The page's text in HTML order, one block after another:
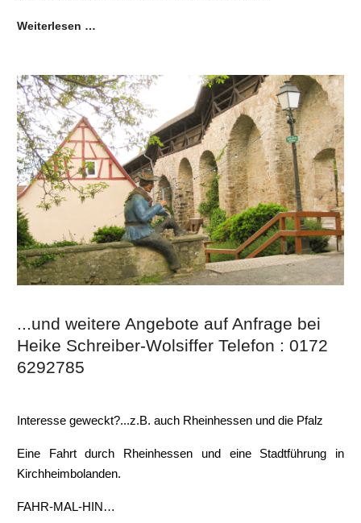
Weiterlesen …
...und weitere Angebote auf Anfrage bei
Heike Schreiber-Wolsiffer Telefon : 0172
6292785
Interesse geweckt?...z.B. auch Rheinhessen und die Pfalz
Eine Fahrt durch Rheinhessen und eine Stadtführung in
Kirchheimbolanden.
FAHR-MAL-HIN…